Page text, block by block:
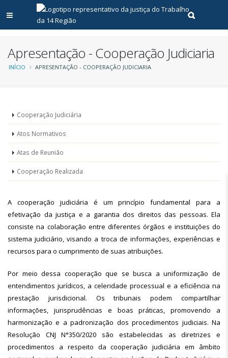
Abrir menu principal
Realizar
Apresentação - Cooperação Judiciaria
Trilha
navegação
INÍCIO APRESENTAÇÃO - COOPERAÇÃO JUDICIARIA
Cooperação
judiciaria
Cooperação Judiciária
Atos Normativos
Atas de Reunião
Cooperação Realizada
A cooperação judiciária é um princípio fundamental para a
efetivação da justiça e a garantia dos direitos das pessoas. Ela
consiste na colaboração entre diferentes órgãos e instituições do
sistema judiciário, visando a troca de informações, experiências e
recursos para o cumprimento de suas atribuições.
Por meio dessa cooperação que se busca a uniformização de
entendimentos jurídicos, a celeridade processual e a eficiência na
prestação jurisdicional. Os tribunais podem compartilhar
informações, jurisprudências e boas práticas, promovendo a
harmonização e a padronização dos procedimentos judiciais. Na
Resolução CNJ N°350/2020 são estabelecidas as diretrizes e
procedimentos a respeito da cooperação judiciária em âmbito